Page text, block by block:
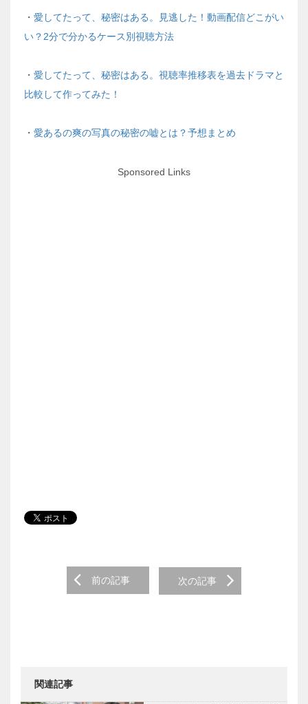
・ 愛してたって、秘密はある。見逃した！動画配信どこがい
い？2分で分かるケース別視聴方法
・ 愛してたって、秘密はある。視聴率推移表を過去ドラマと
比較して作ってみた！
・ 愛あるの爽の写真の秘密の嘘とは？予想まとめ
Sponsored Links
Post navigation
前の記事 次の記事
関連記事